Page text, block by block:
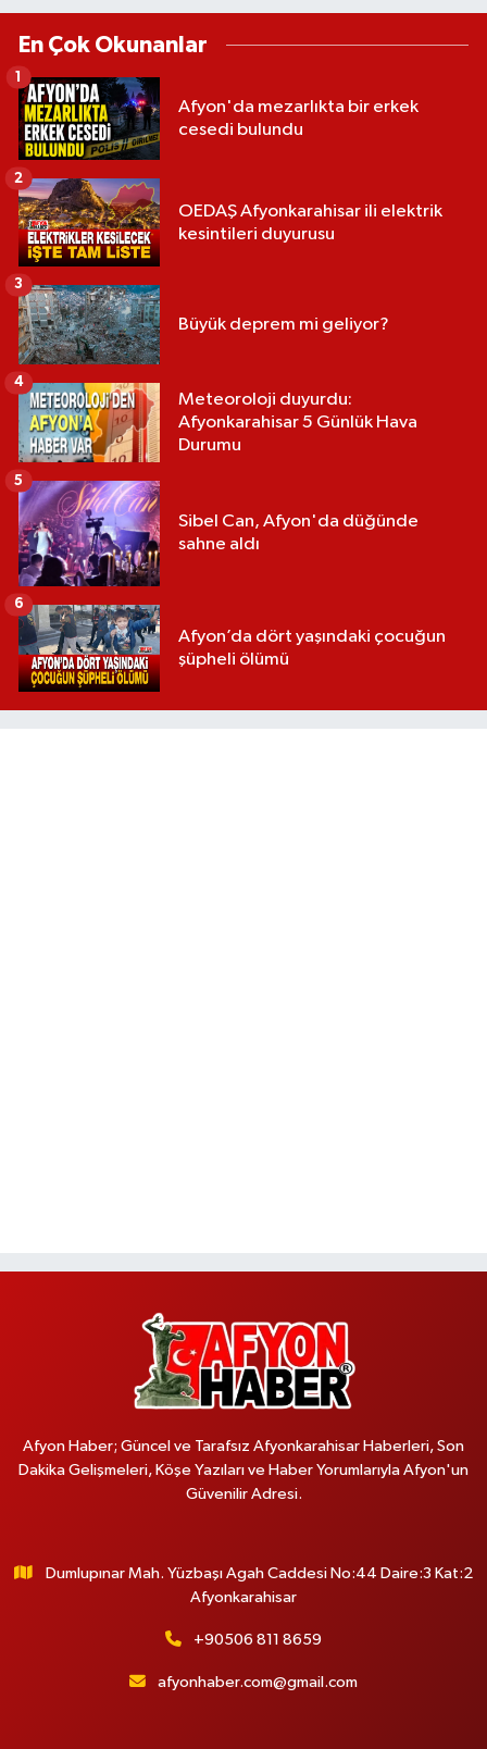
En Çok Okunanlar
Afyon'da mezarlıkta bir erkek
cesedi bulundu
1
OEDAŞ Afyonkarahisar ili elektrik
kesintileri duyurusu
2
Büyük deprem mi geliyor?
3
Meteoroloji duyurdu:
Afyonkarahisar 5 Günlük Hava
Durumu
4
Sibel Can, Afyon'da düğünde
sahne aldı
5
Afyon’da dört yaşındaki çocuğun
şüpheli ölümü
6
Afyon Haber; Güncel ve Tarafsız Afyonkarahisar Haberleri, Son
Dakika Gelişmeleri, Köşe Yazıları ve Haber Yorumlarıyla Afyon'un
Güvenilir Adresi.
Dumlupınar Mah. Yüzbaşı Agah Caddesi No:44 Daire:3 Kat:2
Afyonkarahisar
+90506 811 8659
afyonhaber.com@gmail.com